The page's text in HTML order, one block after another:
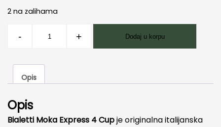
2 na zalihama
-
Cup
+ Dodaj u korpu
Opis
Opis
Bialetti Moka Express 4 Cupje originalna italijanska